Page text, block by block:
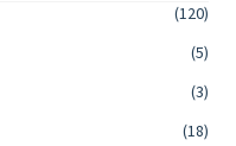
(120)
(5)
(3)
(18)